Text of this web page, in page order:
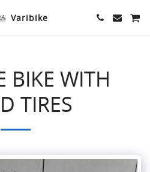
Varibike
BIKE WITH
TIRES